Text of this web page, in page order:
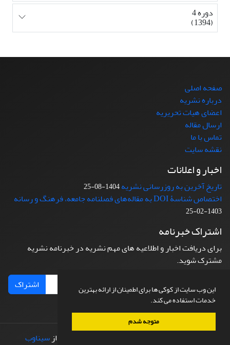
این وب سایت از کوکی ها برای اطمینان از ارائه بهترین
خدمات استفاده می کند.
متوجه شدم
دوره 4
(1394)
صفحه اصلی
درباره نشریه
اعضای هیات تحریریه
ارسال مقاله
تماس با ما
نقشه سایت
اخبار و اعلانات
تاریخ آخرین به روزرسانی نشریه1404-08-25
اختصاص شناسۀ DOI به مقاله‌های فصلنامه جامعه، فرهنگ و رسانه
1403-02-25
اشتراک خبرنامه
برای دریافت اخبار و اطلاعیه های مهم نشریه در خبرنامه نشریه
مشترک شوید.
اشتراک
طراحی و پیاده سازی از سیناوب